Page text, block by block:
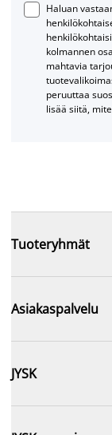
Haluan
kolmannen
mahtavia
peruuttaa
lisää siitä,
Tuoteryhmät
Asiakaspalvelu
JYSK